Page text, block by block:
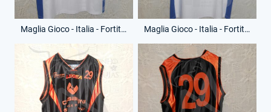
Maglia Gioco - Italia - Fortitudo Basket Trani - Anno 2000-01 - 12 - (Fronte) Maglia Gioco - Italia - Fortitudo Basket Trani - Anno 2000-01 - 12 - (Retro)